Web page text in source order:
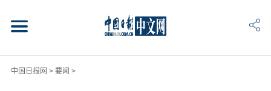
中国日报网 > 要闻 >